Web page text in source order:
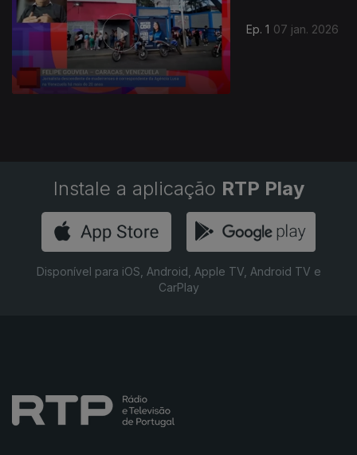
Ep. 1 07 jan. 2026
Instale a aplicação RTP Play
Disponível para iOS, Android, Apple TV, Android TV e
CarPlay